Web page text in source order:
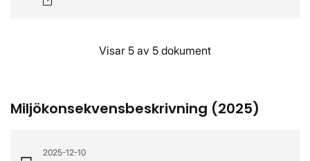
Visar 5 av 5 dokument
Miljökonsekvensbeskrivning (2025)
2025-12-10